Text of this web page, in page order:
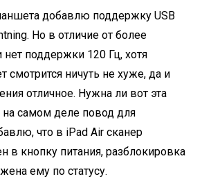
добавлю поддержку USB
Но в отличие от более
поддержки 120 Гц, хотя
смотрится ничуть не хуже, да и
отличное. Нужна ли вот эта
на самом деле повод для
что в iPad Air сканер
в кнопку питания, разблокировка
ему по статусу.